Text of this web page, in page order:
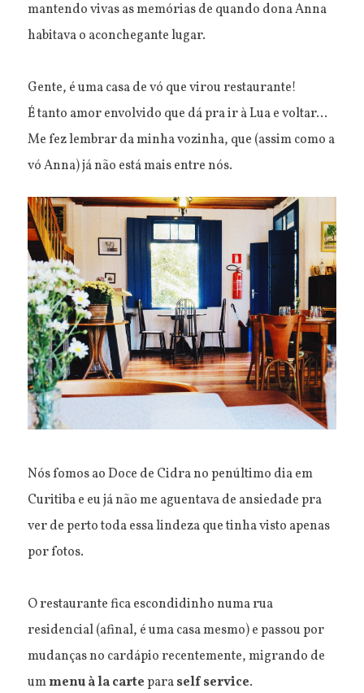
mantendo vivas as memórias de quando dona Anna
habitava o aconchegante lugar.
Gente, é uma casa de vó que virou restaurante!
É tanto amor envolvido que dá pra ir à Lua e voltar...
Me fez lembrar da minha vozinha, que (assim como a
vó Anna) já não está mais entre nós.
Nós fomos ao Doce de Cidra no penúltimo dia em
Curitiba e eu já não me aguentava de ansiedade pra
ver de perto toda essa lindeza que tinha visto apenas
por fotos.
O restaurante fica escondidinho numa rua
residencial (afinal, é uma casa mesmo) e passou por
mudanças no cardápio recentemente, migrando de
ummenu à la carteparaself service.